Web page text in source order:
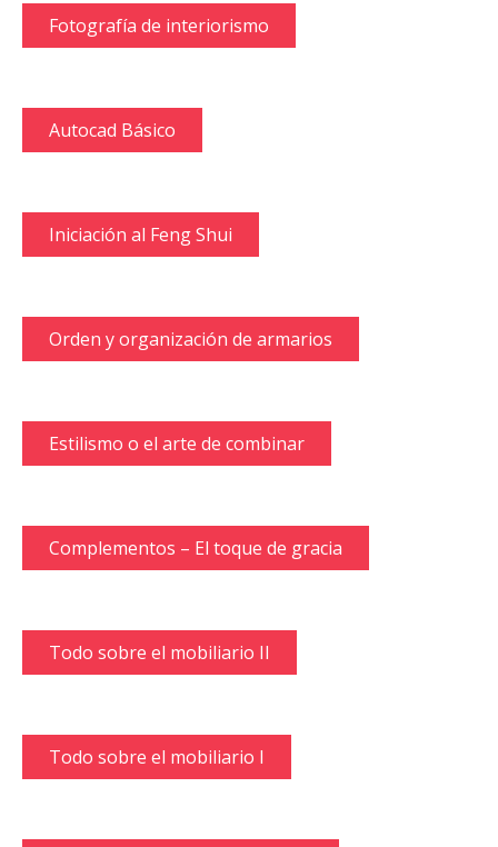
Fotografía de interiorismo
Autocad Básico
Iniciación al Feng Shui
Orden y organización de armarios
Estilismo o el arte de combinar
Complementos – El toque de gracia
Todo sobre el mobiliario II
Todo sobre el mobiliario I